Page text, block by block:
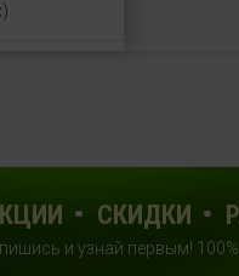
СКИДКИ
и узнай первым!